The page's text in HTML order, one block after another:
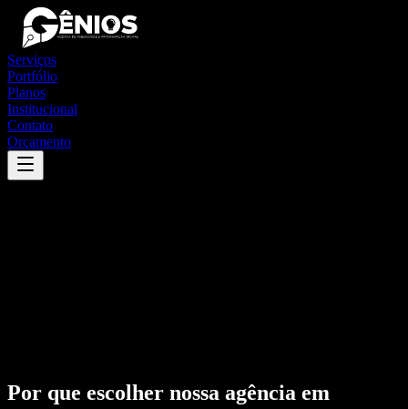
Serviços
Portfólio
Planos
Institucional
Contato
Orçamento
Por que escolher nossa agência em